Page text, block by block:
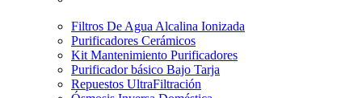
Filtros De Agua Alcalina Ionizada
Purificadores Cerámicos
Kit Mantenimiento Purificadores
Purificador básico Bajo Tarja
Repuestos UltraFiltración